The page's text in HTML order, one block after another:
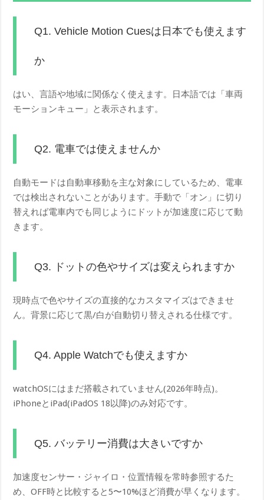
Q1. Vehicle Motion Cuesは日本でも使えます
か
はい、言語や地域に関係なく使えます。日本語では「車両
モーションキュー」と表示されます。
Q2. 電車では使えませんか
自動モードは自動車移動を主な対象にしているため、電車
では検出されないことがあります。手動で「オン」に切り
替えれば電車内でも同じようにドットが加速度に応じて動
きます。
Q3. ドットの色やサイズは変えられますか
現時点で色やサイズの直接的なカスタマイズはできませ
ん。背景に応じて黒/白が自動切り替えされる仕様です。
Q4. Apple Watchでも使えますか
watchOSにはまだ搭載されていません(2026年時点)。
iPhoneとiPad(iPadOS 18以降)のみ対応です。
Q5. バッテリー消費は大きいですか
加速度センサー・ジャイロ・位置情報を常時参照するた
め、OFF時と比較すると5〜10%ほど消費が早くなります。